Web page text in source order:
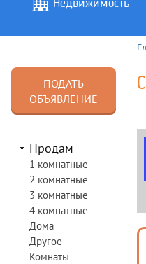
Недвижимость
Услуги
ПОДАТЬ
ОБЪЯВЛЕНИЕ
Продам
1 комнатные
2 комнатные
3 комнатные
4 комнатные
Дома
Другое
Комнаты